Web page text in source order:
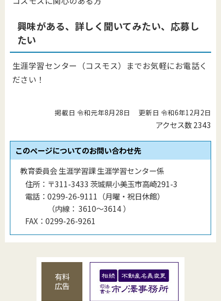
興味がある、詳しく聞いてみたい、応募し
たい
生涯学習センター（コスモス）までお気軽にお電話く
ださい！
掲載日 令和元年8月28日 更新日 令和6年12月2日
アクセス数2343
このページについてのお問い合わせ先
教育委員会 生涯学習課 生涯学習センター係
住所： 〒311-3433 茨城県小美玉市高崎291-3
電話： 0299-26-9111（月曜・祝日休館）
（内線 ： 3610〜3614）
FAX： 0299-26-9261
有料
広告